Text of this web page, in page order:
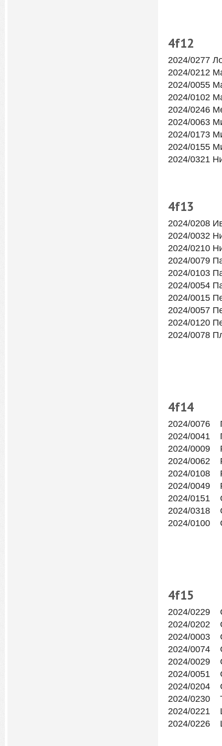
4f12
2024/0277
2024/0212
2024/0055
2024/0102
2024/0246
2024/0063
2024/0173
2024/0155
2024/0321
4f13
2024/0208
2024/0032
2024/0210
2024/0079
2024/0103
2024/0054
2024/0015
2024/0057
2024/0120
2024/0078
4f14
2024/0076
2024/0041
2024/0009
2024/0062
2024/0108
2024/0049
2024/0151
2024/0318
2024/0100
4f15
2024/0229
2024/0202
2024/0003
2024/0074
2024/0029
2024/0051
2024/0204
2024/0230
2024/0221
2024/0226